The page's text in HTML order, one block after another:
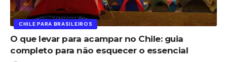
CHILE PARA BRASILEIROS
O que levar para acampar no Chile: guia
completo para não esquecer o essencial